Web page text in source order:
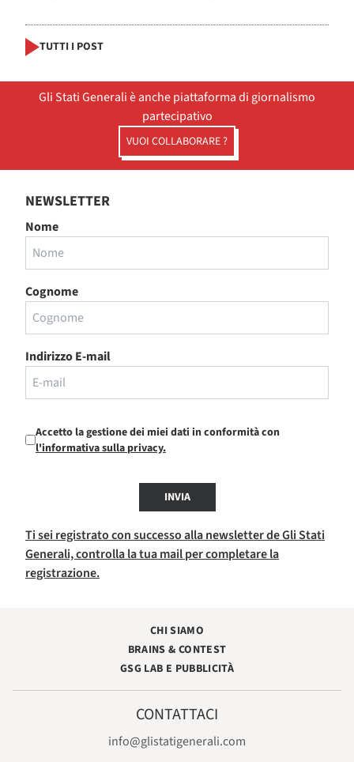
TUTTI I POST
Gli Stati Generali è anche piattaforma di giornalismo
partecipativo
VUOI COLLABORARE ?
NEWSLETTER
Nome
Cognome
Indirizzo E-mail
Accetto la gestione dei miei dati in conformità con
l'informativa sulla privacy.
INVIA
Ti sei registrato con successo alla newsletter de Gli Stati
Generali, controlla la tua mail per completare la
registrazione.
CHI SIAMO
BRAINS & CONTEST
GSG LAB E PUBBLICITÀ
CONTATTACI
info@glistatigenerali.com